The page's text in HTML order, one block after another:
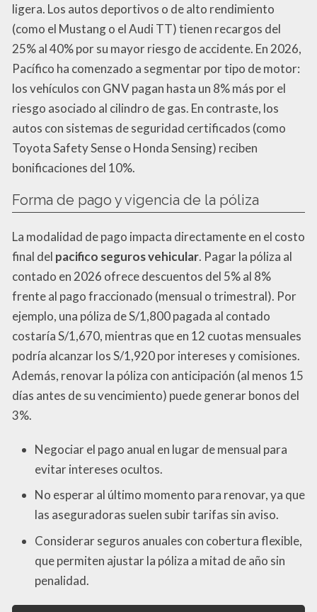
ligera. Los autos deportivos o de alto rendimiento
(como el Mustang o el Audi TT) tienen recargos del
25% al 40% por su mayor riesgo de accidente. En 2026,
Pacífico ha comenzado a segmentar por tipo de motor:
los vehículos con GNV pagan hasta un 8% más por el
riesgo asociado al cilindro de gas. En contraste, los
autos con sistemas de seguridad certificados (como
Toyota Safety Sense o Honda Sensing) reciben
bonificaciones del 10%.
Forma de pago y vigencia de la póliza
La modalidad de pago impacta directamente en el costo
final del pacifico seguros vehicular. Pagar la póliza al
contado en 2026 ofrece descuentos del 5% al 8%
frente al pago fraccionado (mensual o trimestral). Por
ejemplo, una póliza de S/1,800 pagada al contado
costaría S/1,670, mientras que en 12 cuotas mensuales
podría alcanzar los S/1,920 por intereses y comisiones.
Además, renovar la póliza con anticipación (al menos 15
días antes de su vencimiento) puede generar bonos del
3%.
Negociar el pago anual en lugar de mensual para
evitar intereses ocultos.
No esperar al último momento para renovar, ya que
las aseguradoras suelen subir tarifas sin aviso.
Considerar seguros anuales con cobertura flexible,
que permiten ajustar la póliza a mitad de año sin
penalidad.